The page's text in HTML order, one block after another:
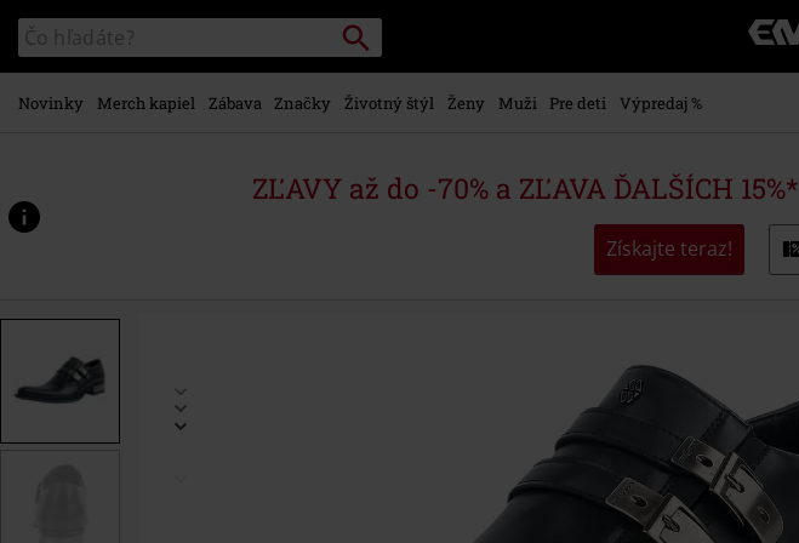
na
hlavný
obsah
Katalóg
vyhľadávania
Vyhľadávanie
Novinky Merch kapiel Zábava Značky Životný štýl Ženy Muži Pre deti Výpredaj %
ZĽAVY až do -70% a ZĽAVA ĎALŠÍCH 15%*
Získajte teraz!
www.emp-
344814.html